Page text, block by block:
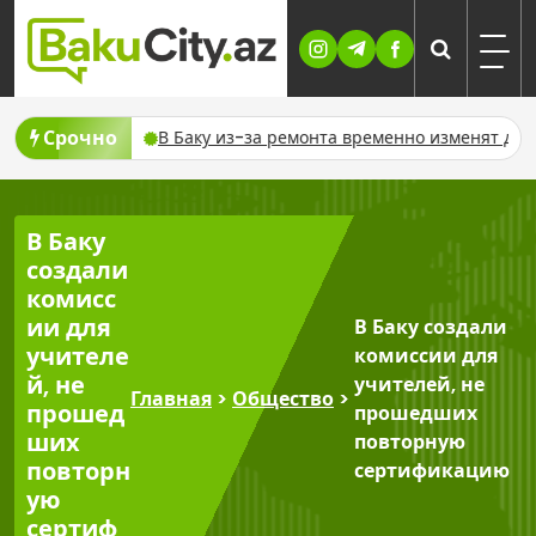
Skip
content
Срочно
газ В Баку из-за ремонта временно изменят
В Баку
создали
комисс
ии для
учителе
й, не
прошед
ших
повторн
ую
сертиф
Главная > Общество >
В Баку создали
комиссии для
учителей, не
прошедших
повторную
сертификацию